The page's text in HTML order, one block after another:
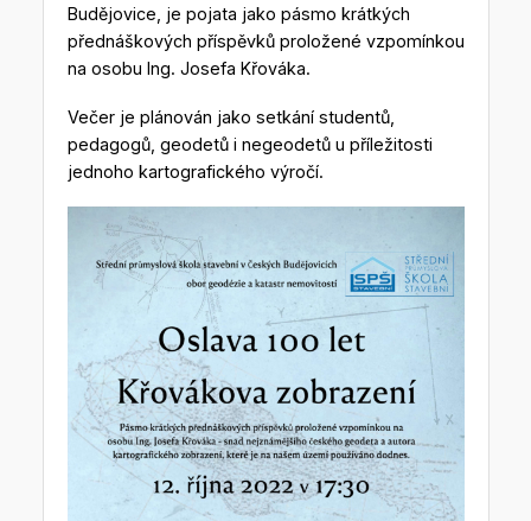
Budějovice, je pojata jako pásmo krátkých
přednáškových příspěvků proložené vzpomínkou
na osobu Ing. Josefa Křováka.
Večer je plánován jako setkání studentů,
pedagogů, geodetů i negeodetů u příležitosti
jednoho kartografického výročí.